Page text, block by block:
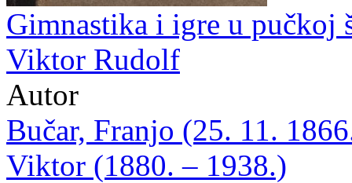
Gimnastika i igre u
Viktor Rudolf
Autor
Bučar, Franjo (25. 11.
Viktor (1880. – 1938.)